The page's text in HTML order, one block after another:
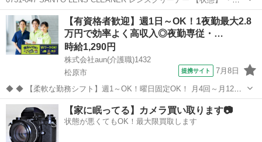
用に伴う多少のスレ、キズ、落としきれない汚れなどございます ・詳
細は現地でご確認ください ・お値引きは出来かねますのでご...
大阪 松原市 オーディオ SANYO
【有資格者歓迎】週1日～OK！1夜勤最大2.8
万円で効率よく高収入◎夜勤専従・…
時給1,290円
株式会社aun(介護職)1432
松原市
提携サイト 7月8日
◆ ◆ 【柔軟な勤務シフト】週1～OK！曜日固定OK！ 月4回～月12回
まで、働きたい日数はご相談ください！ 自分らしい勤務スタイル・長
期的に働きたい方必見！ 【職場環境良好】ブランク可◎20～40代が活
躍中！ 在籍す...
大阪 松原市 介護
【家に眠ってる】カメラ買い取ります📷
状態が悪くてもOK！最大限買取します